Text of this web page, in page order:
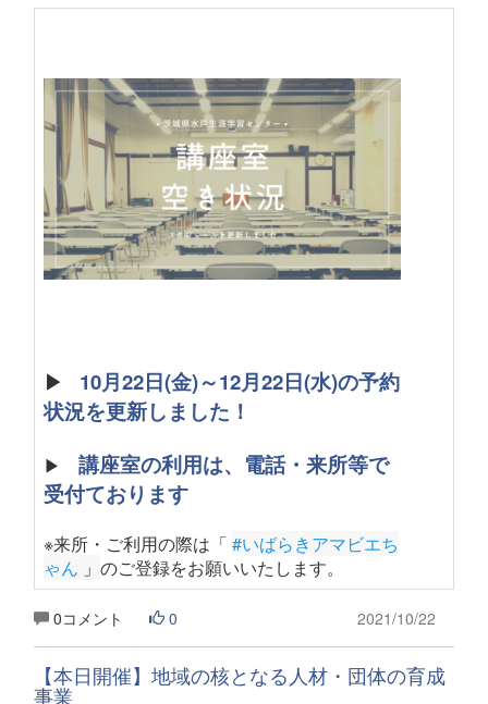
▶
10月22日(金)～12月22日(水)の予約
状況を更新しました！
▶ 講座室の利用は、電話・来所等で
受付ております
※来所・ご利用の際は「 #いばらきアマビエち
ゃん 」 のご登録をお願いいたします。
0コメント 0 2021/10/22
【本日開催】地域の核となる人材・団体の育成
事業